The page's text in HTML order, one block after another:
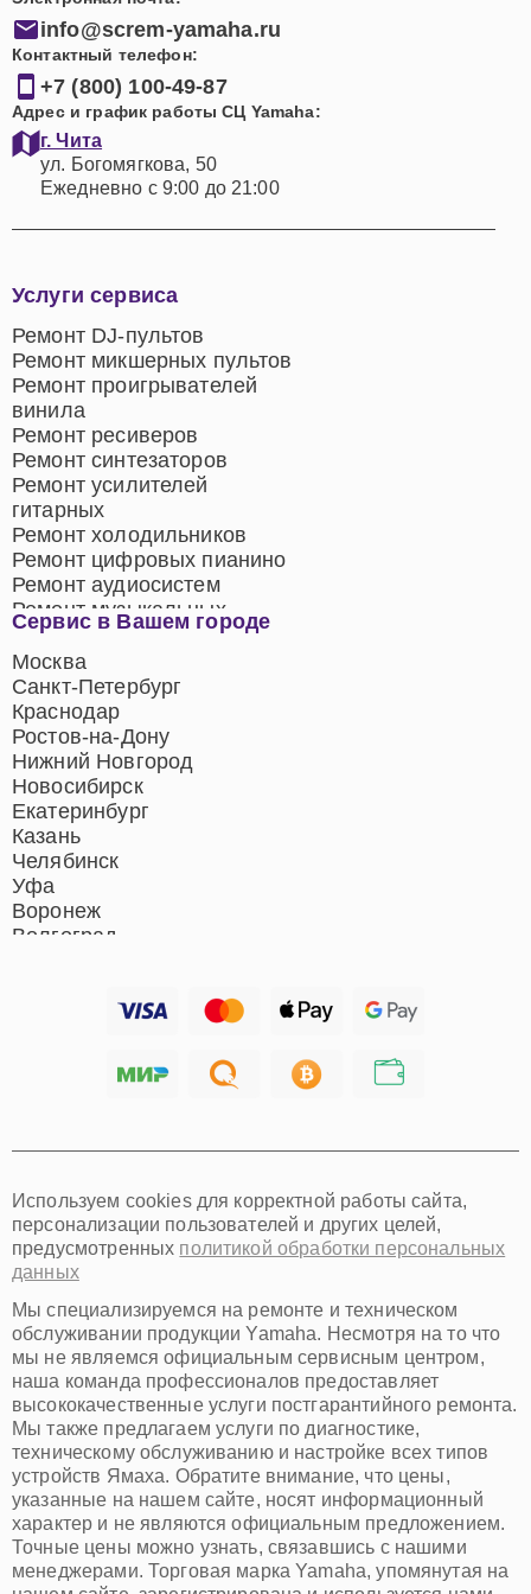
info@screm-yamaha.ru
Контактный телефон:
+7 (800) 100-49-87
Адрес и график работы СЦ Yamaha:
г. Чита
ул. Богомягкова, 50
Ежедневно с 9:00 до 21:00
Сервис в Вашем городе
Москва
Санкт-Петербург
Краснодар
Ростов-на-Дону
Нижний Новгород
Новосибирск
Екатеринбург
Казань
Челябинск
Уфа
Воронеж
Волгоград
Хабаровск
Омск
Красноярск
Пермь
Ульяновск
Киров
Архангельск
Астрахань
Белгород
Благовещенск
Брянск
Владивосток
Владикавказ
Владимир
Волжский
Вологда
Грозный
Услуги сервиса
Ремонт DJ-пультов
Ремонт микшерных пультов
Ремонт проигрывателей
винила
Ремонт ресиверов
Ремонт синтезаторов
Ремонт усилителей
гитарных
Ремонт холодильников
Ремонт цифровых пианино
Ремонт аудиосистем
Ремонт музыкальных
центров
Ремонт домашних
кинотеатров
Ремонт микрофонов
Ремонт акустических
систем
Используем cookies для корректной работы сайта,
персонализации пользователей и других целей,
предусмотренных политикой обработки персональных
данных
Мы специализируемся на ремонте и техническом
обслуживании продукции Yamaha. Несмотря на то что
мы не являемся официальным сервисным центром,
наша команда профессионалов предоставляет
высококачественные услуги постгарантийного ремонта.
Мы также предлагаем услуги по диагностике,
техническому обслуживанию и настройке всех типов
устройств Ямаха. Обратите внимание, что цены,
указанные на нашем сайте, носят информационный
характер и не являются официальным предложением.
Точные цены можно узнать, связавшись с нашими
менеджерами. Торговая марка Yamaha, упомянутая на